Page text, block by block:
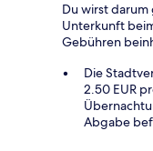
Du wirst
Unterkunft
Gebühren
Die
2.50 EUR
Abgabe